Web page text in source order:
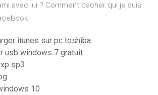
avec lui ? Comment cacher qui je suis
itunes sur pc toshiba
usb windows 7 gratuit
sp3
10